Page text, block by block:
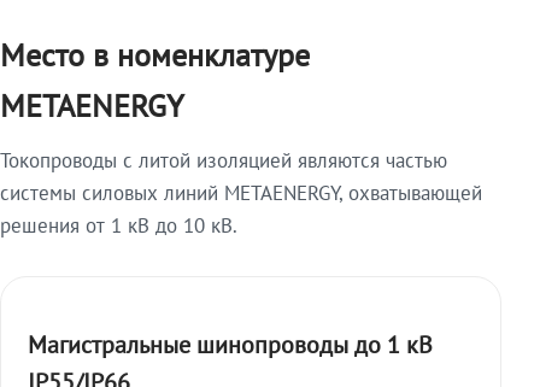
Место в номенклатуре
METAENERGY
Токопроводы с литой изоляцией являются частью
системы силовых линий METAENERGY, охватывающей
решения от 1 кВ до 10 кВ.
Магистральные шинопроводы до 1 кВ